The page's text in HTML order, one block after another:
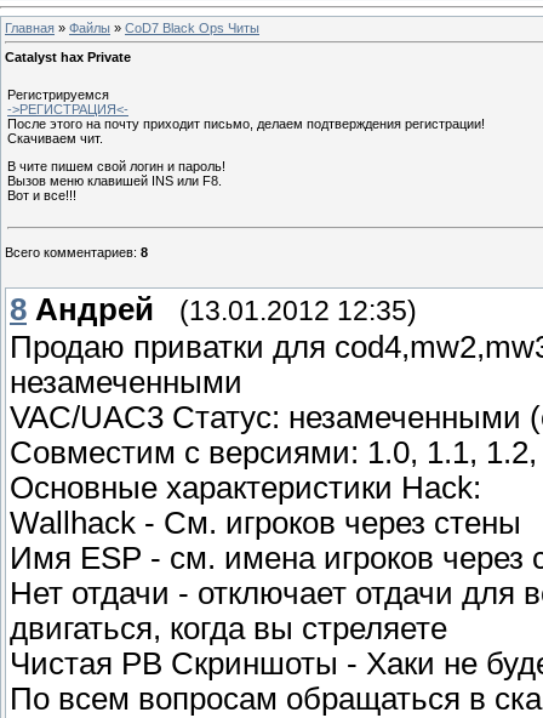
Главная » Файлы » CoD7 Black Ops Читы
Catalyst hax Private
Регистрируемся
->РЕГИСТРАЦИЯ<-
После этого на почту приходит письмо, делаем подтверждения регистрации!
Скачиваем чит.
В чите пишем свой логин и пароль!
Вызов меню клавишей INS или F8.
Вот и все!!!
Всего комментариев: 8
8 Андрей (13.01.2012 12:35)
Продаю приватки для
незамеченными
VAC/UAC3 Статус: незамеченными
Совместим с версиями: 1.0, 1.1,
Основные характеристики Hack:
Wallhack - См. игроков через стены
Имя ESP - см. имена игроков через
Нет отдачи - отключает отдачи для
двигаться, когда вы стреляете
Чистая PB Скриншоты - Хаки не
По всем вопросам обращаться в